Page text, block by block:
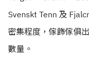
Svenskt Tenn 及
密集程度，傢飾傢俱
數量。